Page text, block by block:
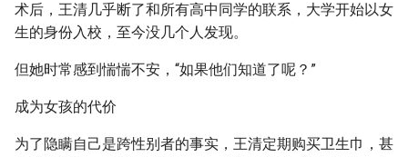
术后，王清几乎断了和所有高中同学的联系，大学开始以女
生的身份入校，至今没几个人发现。
但她时常感到惴惴不安，“如果他们知道了呢？”
成为女孩的代价
为了隐瞒自己是跨性别者的事实，王清定期购买卫生巾，甚